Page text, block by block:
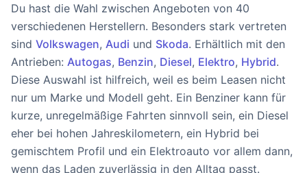
Du hast die Wahl zwischen Angeboten von 40
verschiedenen Herstellern. Besonders stark vertreten
sind Volkswagen, Audi und Skoda. Erhältlich mit den
Antrieben: Autogas, Benzin, Diesel, Elektro, Hybrid.
Diese Auswahl ist hilfreich, weil es beim Leasen nicht
nur um Marke und Modell geht. Ein Benziner kann für
kurze, unregelmäßige Fahrten sinnvoll sein, ein Diesel
eher bei hohen Jahreskilometern, ein Hybrid bei
gemischtem Profil und ein Elektroauto vor allem dann,
wenn das Laden zuverlässig in den Alltag passt.